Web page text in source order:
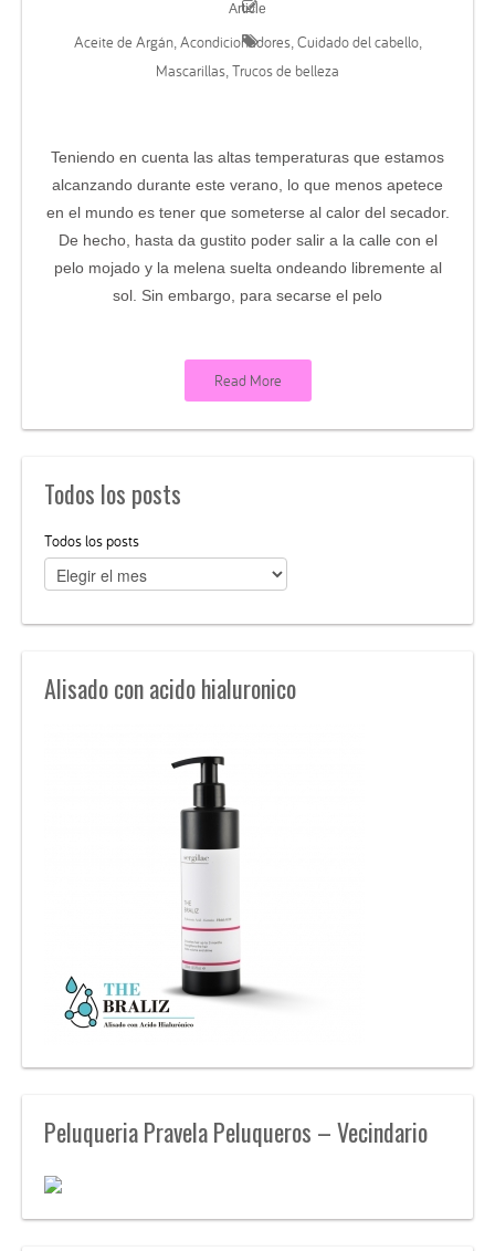
Article
Aceite de Argán, Acondicionadores, Cuidado del cabello,
Mascarillas, Trucos de belleza
Teniendo en cuenta las altas temperaturas que estamos
alcanzando durante este verano, lo que menos apetece
en el mundo es tener que someterse al calor del secador.
De hecho, hasta da gustito poder salir a la calle con el
pelo mojado y la melena suelta ondeando libremente al
sol. Sin embargo, para secarse el pelo
Read More
Todos los posts
Todos los posts
Alisado con acido hialuronico
Peluqueria Pravela Peluqueros – Vecindario